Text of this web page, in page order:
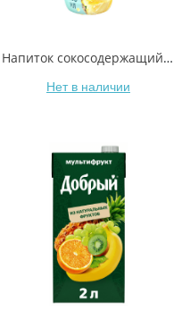
Напиток сокосодержащий Добрый Pulpy ананас-манго с кусочками ананаса 450 мл
Нет в наличии